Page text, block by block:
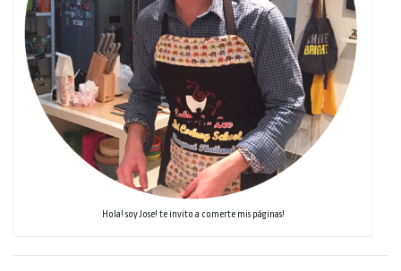
Hola! soy Jose! te invito a comerte mis páginas!